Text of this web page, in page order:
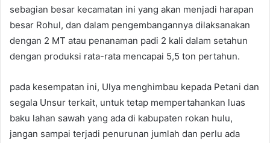
sebagian besar kecamatan ini yang akan menjadi harapan
besar Rohul, dan dalam pengembangannya dilaksanakan
dengan 2 MT atau penanaman padi 2 kali dalam setahun
dengan produksi rata-rata mencapai 5,5 ton pertahun.
pada kesempatan ini, Ulya menghimbau kepada Petani dan
segala Unsur terkait, untuk tetap mempertahankan luas
baku lahan sawah yang ada di kabupaten rokan hulu,
jangan sampai terjadi penurunan jumlah dan perlu ada